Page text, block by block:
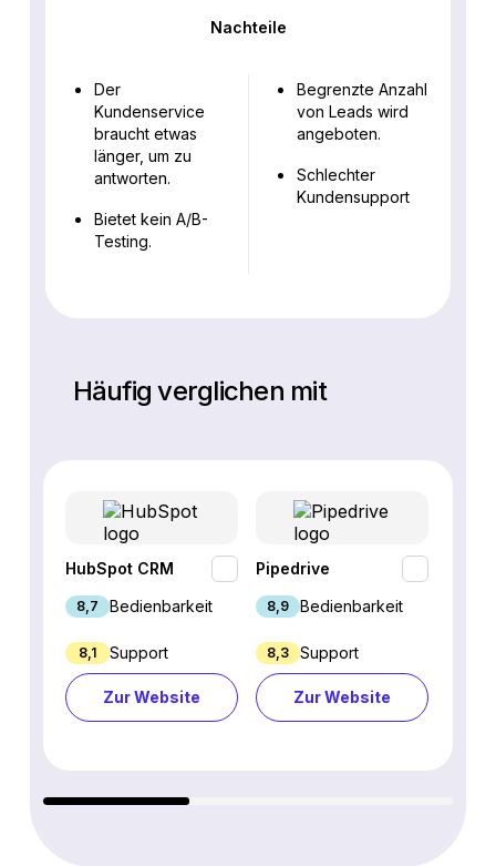
Nachteile
Der
Kundenservice
braucht etwas
länger, um zu
antworten.
Bietet kein A/B-
Testing.
Begrenzte Anzahl
von Leads wird
angeboten.
Schlechter
Kundensupport
Häufig verglichen mit
HubSpot CRM
8,7 Bedienbarkeit
8,1 Support
Zur Website
Pipedrive
8,9 Bedienbarkeit
8,3 Support
Zur Website